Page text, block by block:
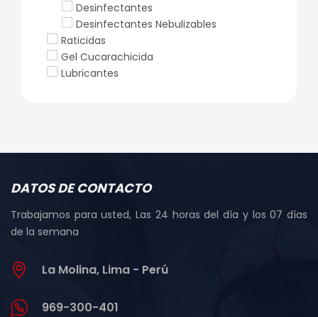
Desinfectantes
Desinfectantes Nebulizables
Raticidas
Gel Cucarachicida
Lubricantes
DATOS DE CONTACTO
Trabajamos para usted, Las 24 horas del día y los 07 días
de la semana
La Molina, Lima - Perú
969-300-401